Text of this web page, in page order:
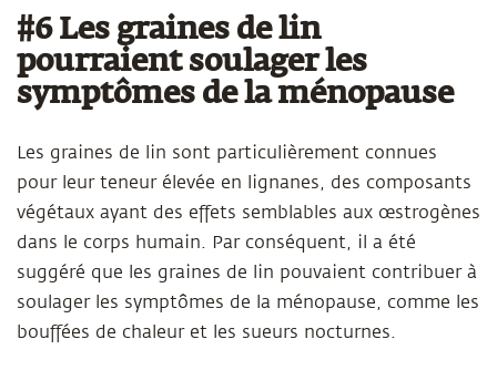
#6 Les graines de lin
pourraient soulager les
symptômes de la ménopause
Les graines de lin sont particulièrement connues
pour leur teneur élevée en lignanes, des composants
végétaux ayant des effets semblables aux œstrogènes
dans le corps humain. Par conséquent, il a été
suggéré que les graines de lin pouvaient contribuer à
soulager les symptômes de la ménopause, comme les
bouffées de chaleur et les sueurs nocturnes.